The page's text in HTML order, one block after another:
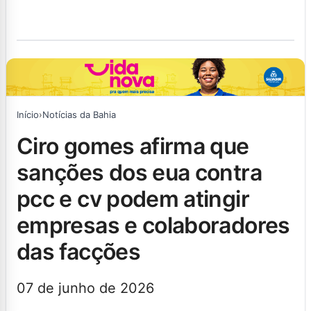
Início›Notícias da Bahia
ciro gomes afirma que
sanções dos eua contra
pcc e cv podem atingir
empresas e colaboradores
das facções
07 de junho de 2026